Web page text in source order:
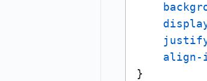
align-
}